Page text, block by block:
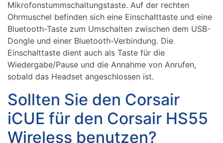
Mikrofonstummschaltungstaste. Auf der rechten
Ohrmuschel befinden sich eine Einschalttaste und eine
Bluetooth-Taste zum Umschalten zwischen dem USB-
Dongle und einer Bluetooth-Verbindung. Die
Einschalttaste dient auch als Taste für die
Wiedergabe/Pause und die Annahme von Anrufen,
sobald das Headset angeschlossen ist.
Sollten Sie den Corsair
iCUE für den Corsair HS55
Wireless benutzen?